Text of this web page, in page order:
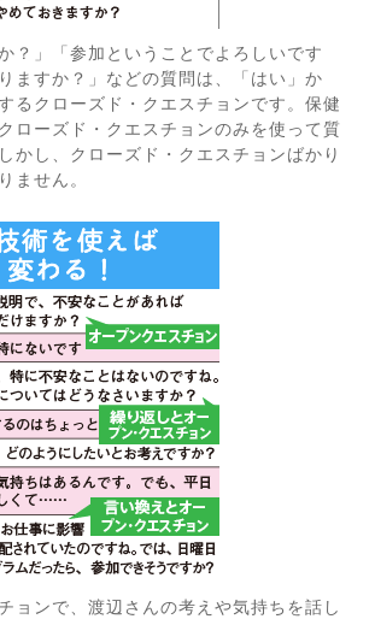
？」「参加ということでよろしいです
ますか？」などの質問は、「はい」か
るクローズド・クエスチョンです。保健
ローズド・クエスチョンのみを使って質
かし、クローズド・クエスチョンばかり
ません。
ョンで、渡辺さんの考えや気持ちを話し